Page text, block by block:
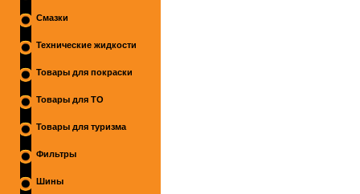
Смазки
Технические жидкости
Товары для покраски
Товары для ТО
Товары для туризма
Фильтры
Шины